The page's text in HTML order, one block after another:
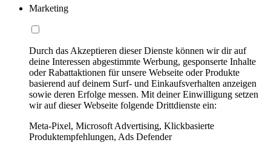
Marketing
Durch das Akzeptieren dieser Dienste können wir dir auf
deine Interessen abgestimmte Werbung, gesponserte Inhalte
oder Rabattaktionen für unsere Webseite oder Produkte
basierend auf deinem Surf- und Einkaufsverhalten anzeigen
sowie deren Erfolge messen. Mit deiner Einwilligung setzen
wir auf dieser Webseite folgende Drittdienste ein:
Meta-Pixel, Microsoft Advertising, Klickbasierte
Produktempfehlungen, Ads Defender